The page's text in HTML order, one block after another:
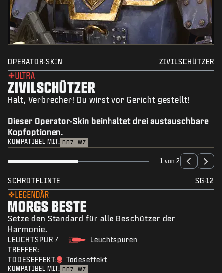
OPERATOR-SKIN ZIVILSCHÜTZER
ULTRA
ZIVILSCHÜTZER
Halt, Verbrecher! Du wirst vor Gericht gestellt!
Dieser Operator-Skin beinhaltet drei austauschbare
Kopfoptionen.
KOMPATIBEL MIT: BO7 WZ
1 von 2
SCHROTFLINTE SG-12
LEGENDÄR
MORGS BESTE
Setze den Standard für alle Beschützer der
Harmonie.
LEUCHTSPUR /
TREFFER:
Leuchtspuren
TODESEFFEKT: Todeseffekt
KOMPATIBEL MIT: BO7 WZ